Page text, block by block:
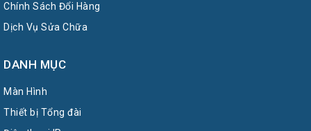
Chính Sách Đổi Hàng
Dịch Vụ Sửa Chữa
DANH MỤC
Màn Hình
Thiết bị Tổng đài